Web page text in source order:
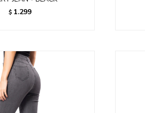
$ 1.299